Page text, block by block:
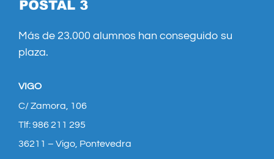
Más de 23.000 alumnos han conseguido su
plaza.
VIGO
C/ Zamora, 106
Tlf: 986 211 295
36211 – Vigo, Pontevedra